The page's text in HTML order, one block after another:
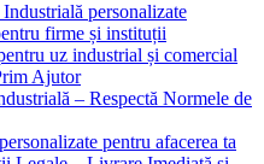
personalizate
firme și instituții
uz industrial și comercial
Ajutor
– Respectă Normele de
pentru afacerea ta